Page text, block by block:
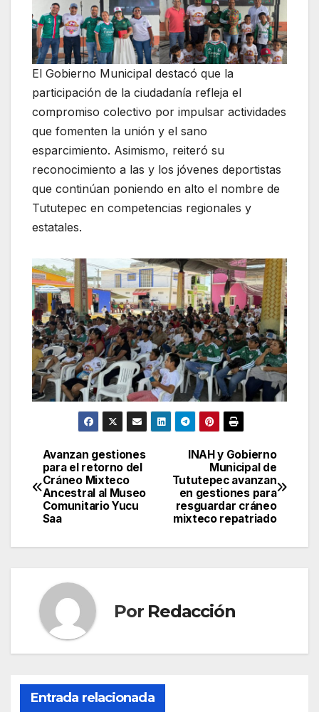
El Gobierno Municipal destacó que la
participación de la ciudadanía refleja el
compromiso colectivo por impulsar actividades
que fomenten la unión y el sano
esparcimiento. Asimismo, reiteró su
reconocimiento a las y los jóvenes deportistas
que continúan poniendo en alto el nombre de
Tututepec en competencias regionales y
estatales.
Navegación
de
entradas
INAH y Gobierno
Municipal de
Tututepec avanzan
en gestiones para
resguardar cráneo
mixteco repatriado
Avanzan gestiones
para el retorno del
Cráneo Mixteco
Ancestral al Museo
Comunitario Yucu
Saa
Por Redacción
Entrada relacionada